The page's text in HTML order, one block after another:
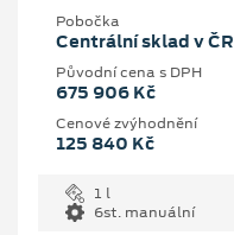
Pobočka
Centrální sklad v ČR
Původní cena s DPH
675 906 Kč
Cenové zvýhodnění
125 840 Kč
1 l
6st. manuální